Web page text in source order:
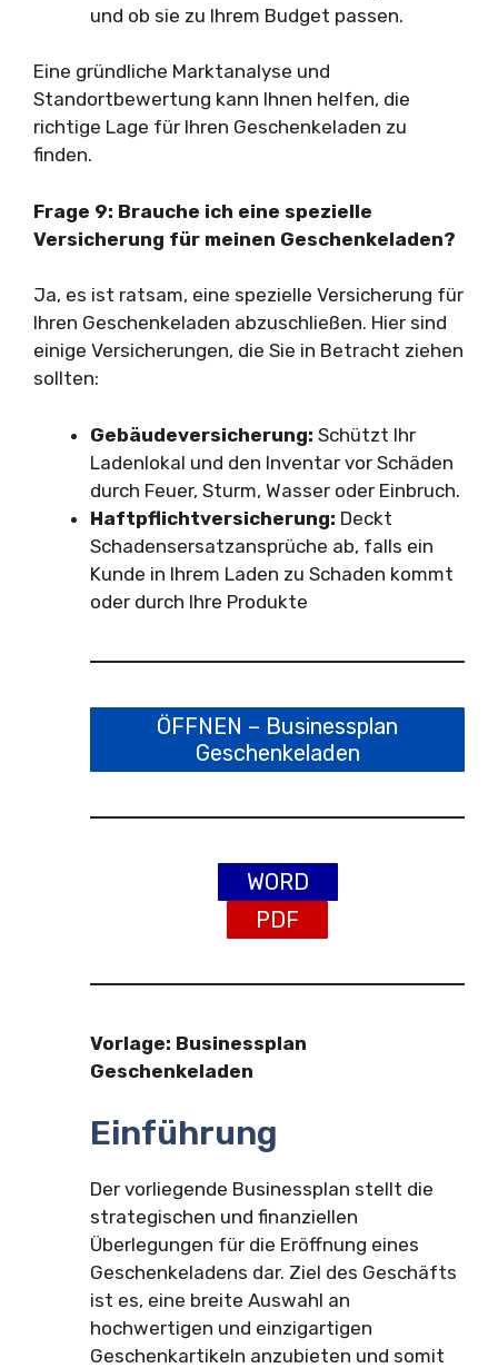
und ob sie zu Ihrem Budget passen.
Eine gründliche Marktanalyse und
Standortbewertung kann Ihnen helfen, die
richtige Lage für Ihren Geschenkeladen zu
finden.
Frage 9: Brauche ich eine spezielle
Versicherung für meinen Geschenkeladen?
Ja, es ist ratsam, eine spezielle Versicherung für
Ihren Geschenkeladen abzuschließen. Hier sind
einige Versicherungen, die Sie in Betracht ziehen
sollten:
Gebäudeversicherung: Schützt Ihr
Ladenlokal und den Inventar vor Schäden
durch Feuer, Sturm, Wasser oder Einbruch.
Haftpflichtversicherung: Deckt
Schadensersatzansprüche ab, falls ein
Kunde in Ihrem Laden zu Schaden kommt
oder durch Ihre Produkte
ÖFFNEN – Businessplan
Geschenkeladen
WORD
PDF
Vorlage: Businessplan
Geschenkeladen
Einführung
Der vorliegende Businessplan stellt die
strategischen und finanziellen
Überlegungen für die Eröffnung eines
Geschenkeladens dar. Ziel des Geschäfts
ist es, eine breite Auswahl an
hochwertigen und einzigartigen
Geschenkartikeln anzubieten und somit